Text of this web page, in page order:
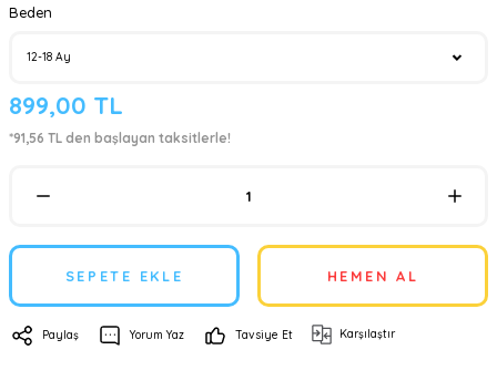
Beden
899,00 TL
*91,56 TL den başlayan taksitlerle!
SEPETE EKLE HEMEN AL
Paylaş Yorum Yaz Tavsiye Et Karşılaştır